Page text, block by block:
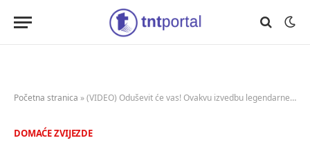
Početna stranica »(VIDEO) Oduševit će vas! Ovakvu izvedbu legendarne sevdalinke još niste čuli!
DOMAĆE ZVIJEZDE